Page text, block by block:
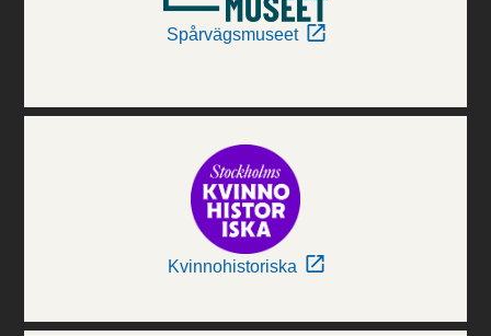
Spårvägsmuseet
Kvinnohistoriska